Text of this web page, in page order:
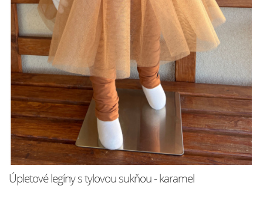
Úpletové legíny s tylovou sukňou - karamel